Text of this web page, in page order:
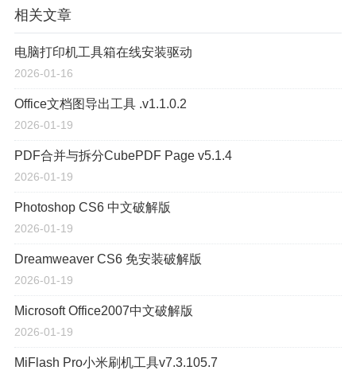
相关文章
电脑打印机工具箱在线安装驱动
2026-01-16
Office文档图导出工具 .v1.1.0.2
2026-01-19
PDF合并与拆分CubePDF Page v5.1.4
2026-01-19
Photoshop CS6 中文破解版
2026-01-19
Dreamweaver CS6 免安装破解版
2026-01-19
Microsoft Office2007中文破解版
2026-01-19
MiFlash Pro小米刷机工具v7.3.105.7